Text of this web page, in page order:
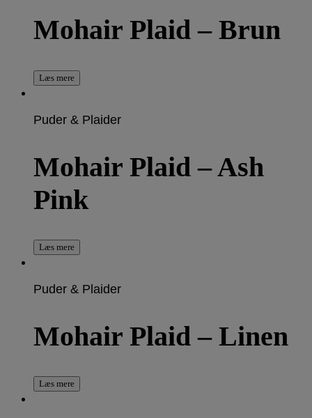
Mohair Plaid – Brun
Læs mere
Puder & Plaider
Mohair Plaid – Ash
Pink
Læs mere
Puder & Plaider
Mohair Plaid – Linen
Læs mere